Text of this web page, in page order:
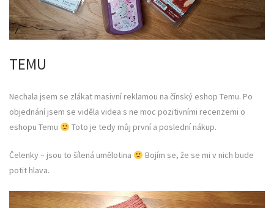
TEMU
Nechala jsem se zlákat masivní reklamou na čínský eshop Temu. Po
objednání jsem se viděla videa s ne moc pozitivními recenzemi o
eshopu Temu
Toto je tedy můj první a poslední nákup.
Čelenky – jsou to šílená umělotina
Bojím se, že se mi v nich bude
potit hlava.